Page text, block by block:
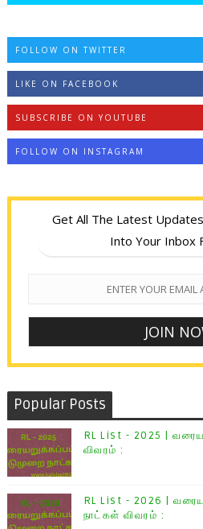
FOLLOW ON TWITTER
LIKE ON FACEBOOK
SUBSCRIBE ON YOUTUBE
FOLLOW ON INSTAGRAM
Get All The Latest
Into Your Inbox
Popular Posts
RL List - 2025 |
விவரம் :
RL List - 2026 |
நாட்கள் விவரம் :